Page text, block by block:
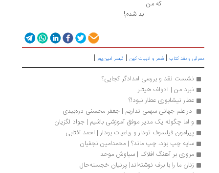
شدم!
و نقد کتاب|شعر و ادبیات کهن|قیصر امین‌پور|
نشست نقد و بررسی امدادگر کجایی؟
نبرد من | آدولف هیتلر
عطار نیشابوری عطار نبود!؟
در علم جهانی سهمی نداریم | جعفر محسنی دره‌بیدی
و اما چگونه یک مدیر موفق آموزشی باشیم | جواد لگزیان
پیرامون فیلسوف تودار و رباعیات بودار | احمد آفتابی
سایه چپ بود، چپ ماند؟ | محمدامین نجفیان
مروری بر آهنگ افلاک | سیاوش موحد
زنان ما را با برف نوشته‌اند| پرنیان خجسته‌حال